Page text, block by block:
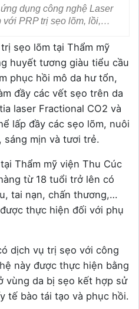
dụng công nghệ Laser
với PRP trị sẹo lõm, lồi,…
sẹo lõm tại Thẩm mỹ
huyết tương giàu tiểu cầu
phục hồi mô da hư tổn,
đầy các vết sẹo trên da
laser Fractional CO2 và
lấp đầy các sẹo lõm, nuôi
sáng mịn và tươi trẻ.
Thẩm mỹ viện Thu Cúc
từ 18 tuổi trở lên có
tai nạn, chấn thương,…
thực hiện đối với phụ
dịch vụ trị sẹo với công
này được thực hiện bằng
vùng da bị sẹo kết hợp sử
tế bào tái tạo và phục hồi.